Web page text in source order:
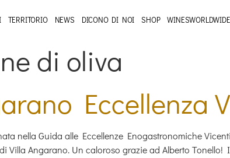
TERRITORIO NEWS DICONO DI NOI SHOP WINESWORLDWIDE
di oliva
Eccellenza
nella Guida alle Eccellenze Enogastronomiche
Villa Angarano. Un caloroso grazie ad Alberto